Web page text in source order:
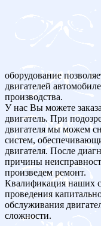
оборудование
двигателей
производства.
У нас Вы можете
двигатель. При
двигателя мы можем
систем,
двигателя. После
причины
произведем ремонт.
Квалификация наших
проведения
обслуживания
сложности.